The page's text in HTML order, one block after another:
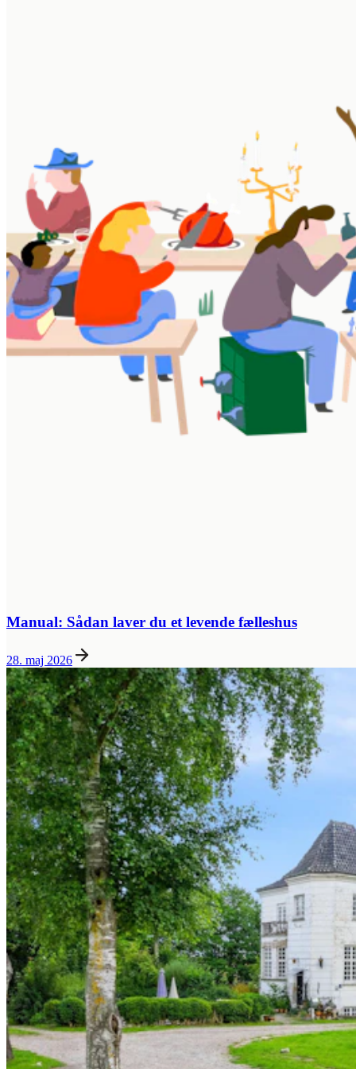
Manual: Sådan laver du et levende fælleshus
28. maj 2026